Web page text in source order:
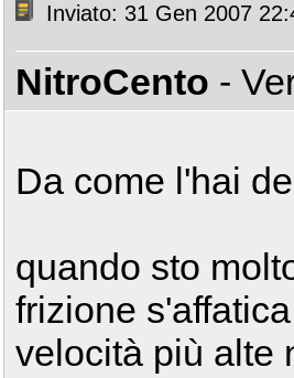
Inviato: 31 Gen 2007
NitroCento -
Da come l'hai
quando sto
frizione
velocità più alte